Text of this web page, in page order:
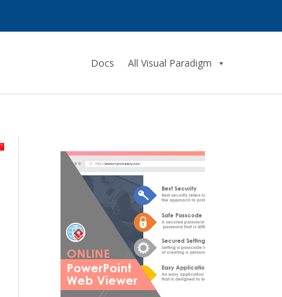
Docs All Visual Paradigm